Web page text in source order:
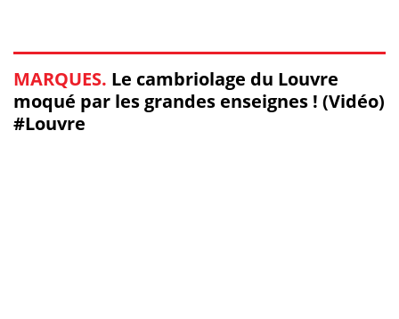
MARQUES. Le cambriolage du Louvre
moqué par les grandes enseignes ! (Vidéo)
#Louvre